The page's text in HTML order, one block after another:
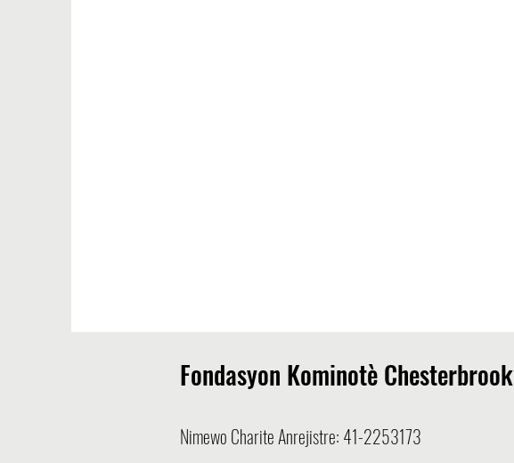
Fondasyon Kominotè Chesterbrook
Nimewo Charite Anrejistre: 41-2253173